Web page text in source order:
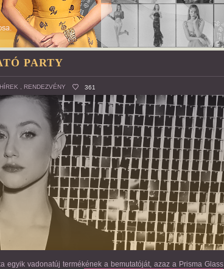
PARTY
HÍREK RENDEZVÉNY 361
egyik vadonatúj termékének a bemutatóját, azaz a Prisma Glass